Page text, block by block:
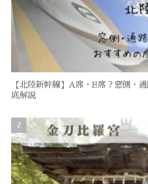
【北陸新幹線】A席・E席？窓側・
底解説